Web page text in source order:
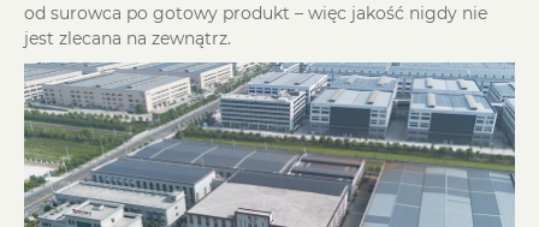
od surowca po gotowy produkt – więc jakość nigdy nie
jest zlecana na zewnątrz.